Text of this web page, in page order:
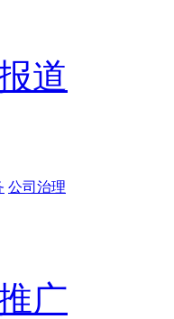
道
公司治理
广